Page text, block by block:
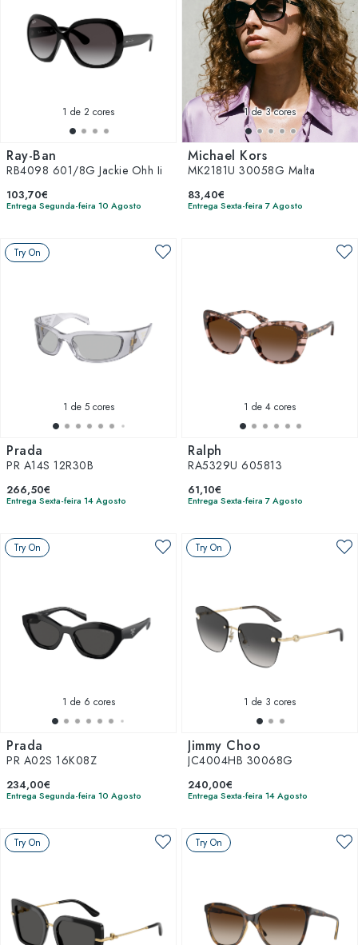
1 de 2 cores
Ray-Ban
RB4098 601/8G Jackie Ohh Ii
103,70€
Entrega Segunda-feira 10 Agosto
1de 3 cores
Michael Kors
MK2181U 30058G Malta
83,40€
Entrega Sexta-feira 7 Agosto
Try On
1 de 5 cores
Prada
PR A14S 12R30B
266,50€
Entrega Sexta-feira 14 Agosto
1 de 4 cores
Ralph
RA5329U 605813
61,10€
Entrega Sexta-feira 7 Agosto
Try On
1 de 6 cores
Prada
PR A02S 16K08Z
234,00€
Entrega Segunda-feira 10 Agosto
Try On
1 de 3 cores
Jimmy Choo
JC4004HB 30068G
240,00€
Entrega Sexta-feira 14 Agosto
Try On Try On